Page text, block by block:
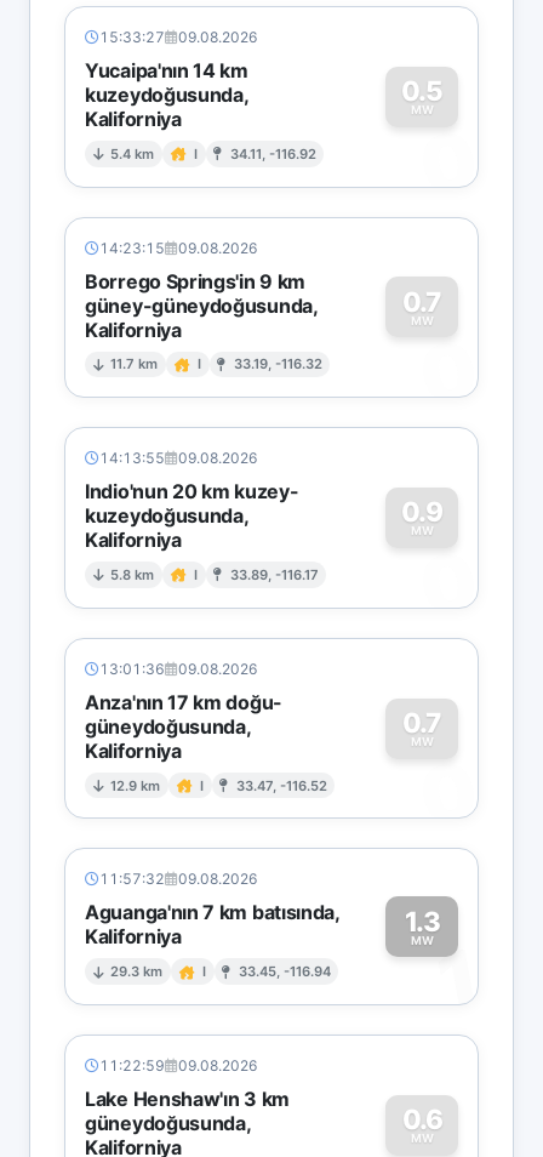
15:33:27 09.08.2026
Yucaipa'nın 14 km
kuzeydoğusunda,
Kaliforniya
5.4 km I 34.11, -116.92
0.5
MW
0
14:23:15 09.08.2026
Borrego Springs'in 9 km
güney-güneydoğusunda,
Kaliforniya
11.7 km I 33.19, -116.32
0.7
MW
0
14:13:55 09.08.2026
Indio'nun 20 km kuzey-
kuzeydoğusunda,
Kaliforniya
5.8 km I 33.89, -116.17
0.9
MW
0
13:01:36 09.08.2026
Anza'nın 17 km doğu-
güneydoğusunda,
Kaliforniya
12.9 km I 33.47, -116.52
0.7
MW
0
11:57:32 09.08.2026
Aguanga'nın 7 km batısında,
Kaliforniya
29.3 km I 33.45, -116.94
1.3
MW1
11:22:59 09.08.2026
Lake Henshaw'ın 3 km
güneydoğusunda,
Kaliforniya
0.6
MW